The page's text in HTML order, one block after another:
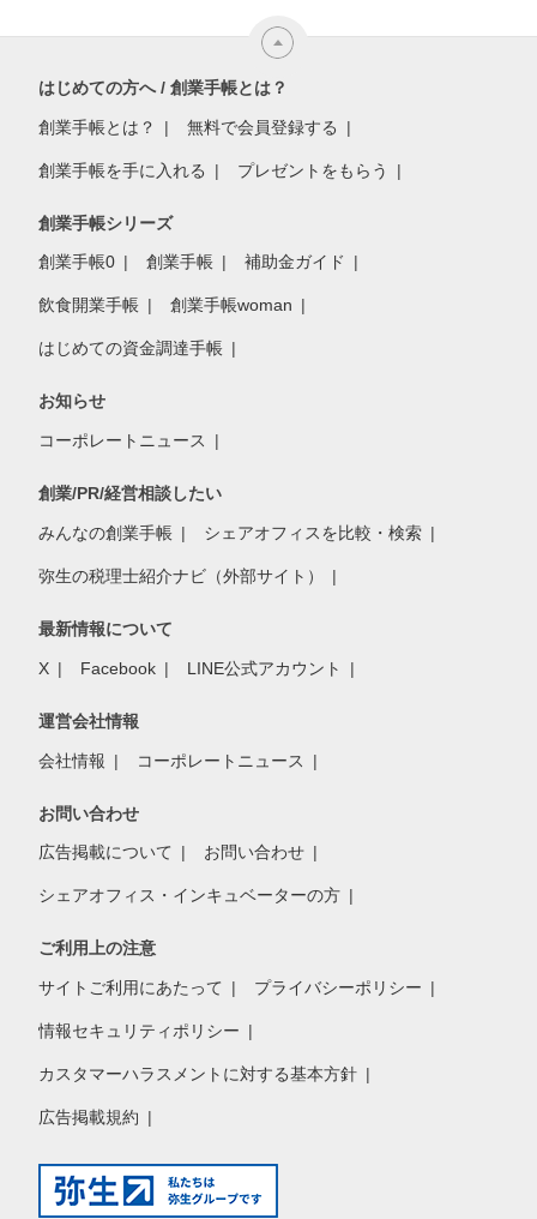
はじめての方へ / 創業手帳とは？
創業手帳とは？ 無料で会員登録する
創業手帳を手に入れる プレゼントをもらう
創業手帳シリーズ
創業手帳0 創業手帳 補助金ガイド
飲食開業手帳 創業手帳woman
はじめての資金調達手帳
お知らせ
コーポレートニュース
創業/PR/経営相談したい
みんなの創業手帳 シェアオフィスを比較・検索
弥生の税理士紹介ナビ（外部サイト）
最新情報について
X Facebook LINE公式アカウント
運営会社情報
会社情報 コーポレートニュース
お問い合わせ
広告掲載について お問い合わせ
シェアオフィス・インキュベーターの方
ご利用上の注意
サイトご利用にあたって プライバシーポリシー
情報セキュリティポリシー
カスタマーハラスメントに対する基本方針
広告掲載規約